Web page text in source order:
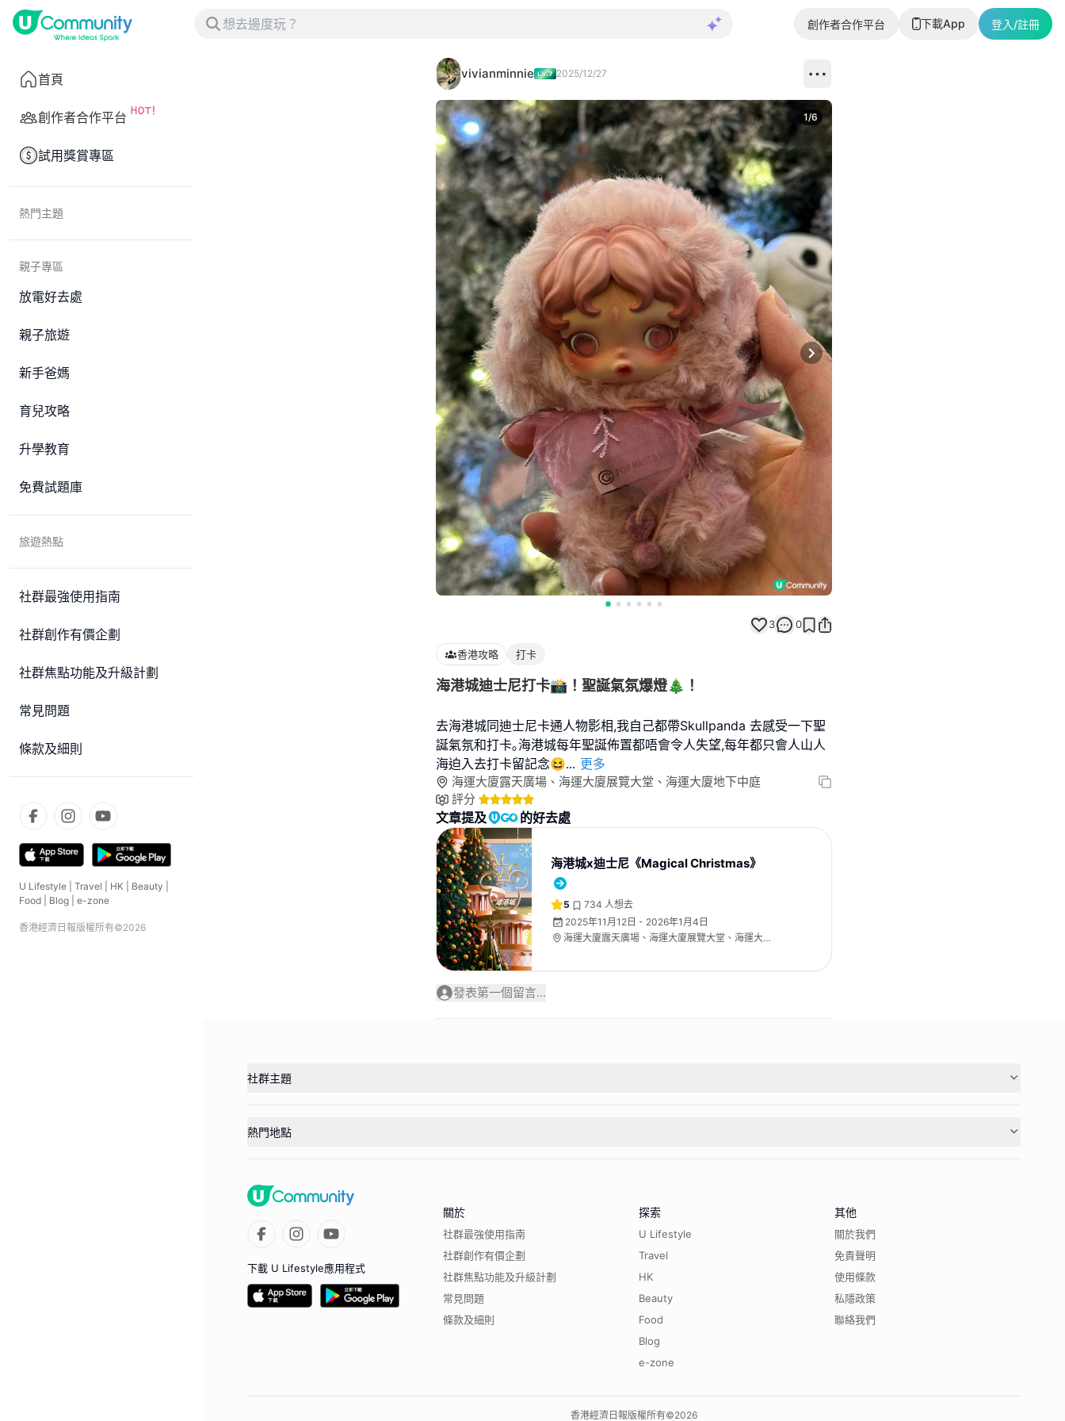
創作者合作平台 下載App 登入/註冊
首頁
創作者合作平台
試用獎賞專區
熱門主題
親子專區
放電好去處
親子旅遊
新手爸媽
育兒攻略
升學教育
免費試題庫
旅遊熱點
社群最強使用指南
社群創作有價企劃
社群焦點功能及升級計劃
常見問題
條款及細則
U Lifestyle Travel HK Beauty
Food
Blog e-zone
香港經濟日報版權所有©2026
vivianminnie 2025/12/27
Next slide
1/6
3 0
香港攻略 打卡
海港城迪士尼打卡📸！聖誕氣氛爆燈🎄！
去海港城同迪士尼卡通人物影相,我自己都帶Skullpanda 去感受一下聖
誕氣氛和打卡｡海港城每年聖誕佈置都唔會令人失望,每年都只會人山人
海迫入去打卡留記念😆... 更多
海運大廈露天廣場、海運大廈展覽大堂、海運大廈地下中庭
評分
文章提及 的好去處
海港城x迪士尼《Magical Christmas》
5 734 人想去
2025年11月12日 - 2026年1月4日
海運大廈露天廣場、海運大廈展覽大堂、海運大廈
發表第一個留言...
社群主題
熱門地點
下載 U Lifestyle應用程式
關於
社群最強使用指南
社群創作有價企劃
社群焦點功能及升級計劃
常見問題
條款及細則
探索
U Lifestyle
Travel
HK
Beauty
Food
Blog
e-zone
其他
關於我們
免責聲明
使用條款
私隱政策
聯絡我們
香港經濟日報版權所有©2026